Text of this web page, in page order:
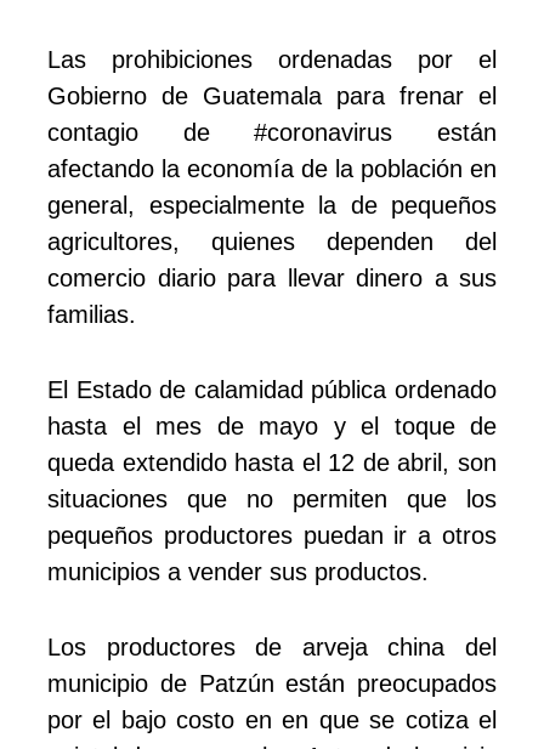
Las prohibiciones ordenadas por el
Gobierno de Guatemala para frenar el
contagio de #coronavirus están
afectando la economía de la población en
general, especialmente la de pequeños
agricultores, quienes dependen del
comercio diario para llevar dinero a sus
familias.
El Estado de calamidad pública ordenado
hasta el mes de mayo y el toque de
queda extendido hasta el 12 de abril, son
situaciones que no permiten que los
pequeños productores puedan ir a otros
municipios a vender sus productos.
Los productores de arveja china del
municipio de Patzún están preocupados
por el bajo costo en en que se cotiza el